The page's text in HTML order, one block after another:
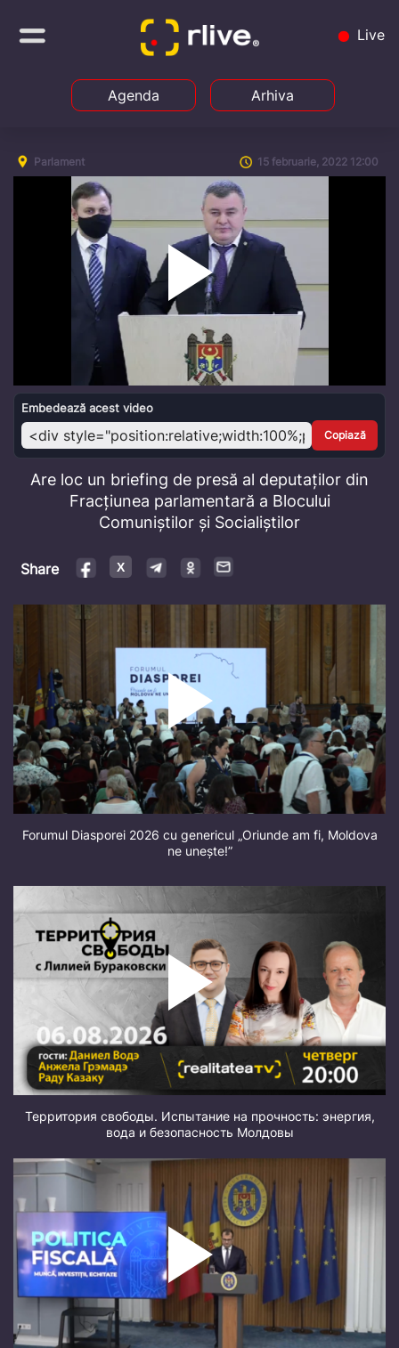
Live
Agenda Arhiva
Parlament 15 februarie, 2022 12:00
Play
Video
Embedează acest video
Copiază
Are loc un briefing de presă al deputaților din
Fracțiunea parlamentară a Blocului
Comuniștilor și Socialiștilor
Share
Forumul Diasporei 2026 cu genericul „Oriunde am fi, Moldova
ne unește!”
Территория свободы. Испытание на прочность: энергия,
вода и безопасность Молдовы